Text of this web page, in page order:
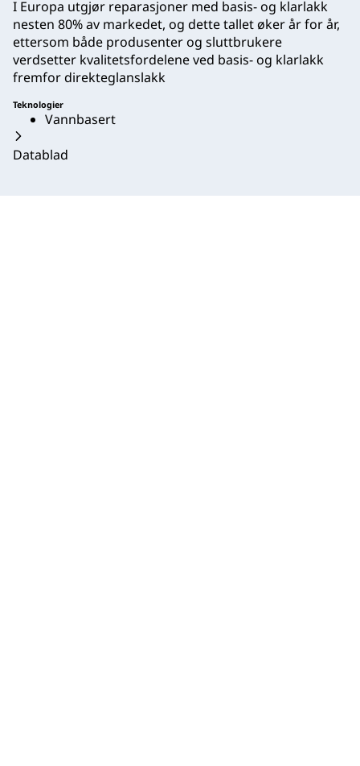
I Europa utgjør reparasjoner med basis- og klarlakk
nesten 80% av markedet, og dette tallet øker år for år,
ettersom både produsenter og sluttbrukere
verdsetter kvalitetsfordelene ved basis- og klarlakk
fremfor direkteglanslakk
Teknologier
Vannbasert
Datablad